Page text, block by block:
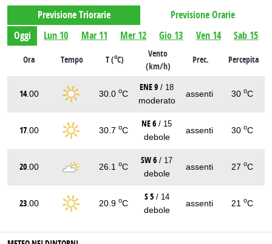
Previsione Triorarie
Previsione Orarie
Oggi
Lun 10 Mar 11 Mer 12 Gio 13 Ven 14 Sab 15
Ora Tempo T (oC)
Vento
(km/h)
Prec. Percepita
14.00 30.0 oC
ENE 9 / 18
moderato
assenti 30 oC
17 .00 30.7 oC
NE 6 / 15
debole
assenti 30 oC
20 .00 26.1 oC
SW 6 / 17
debole
assenti 27 oC
23 .00 20.9 oC
S 5 / 14
debole
assenti 21 oC